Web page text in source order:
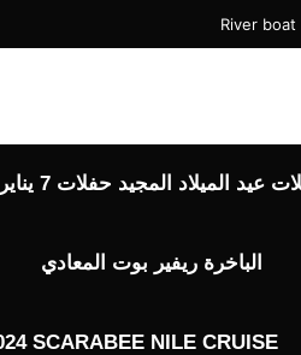
River
الميلاد المجيد حفلات 7 يناير عيد الكريسماس 2025
الباخرة ريفير بوت المعادي
SCARABEE NILE CRUISE